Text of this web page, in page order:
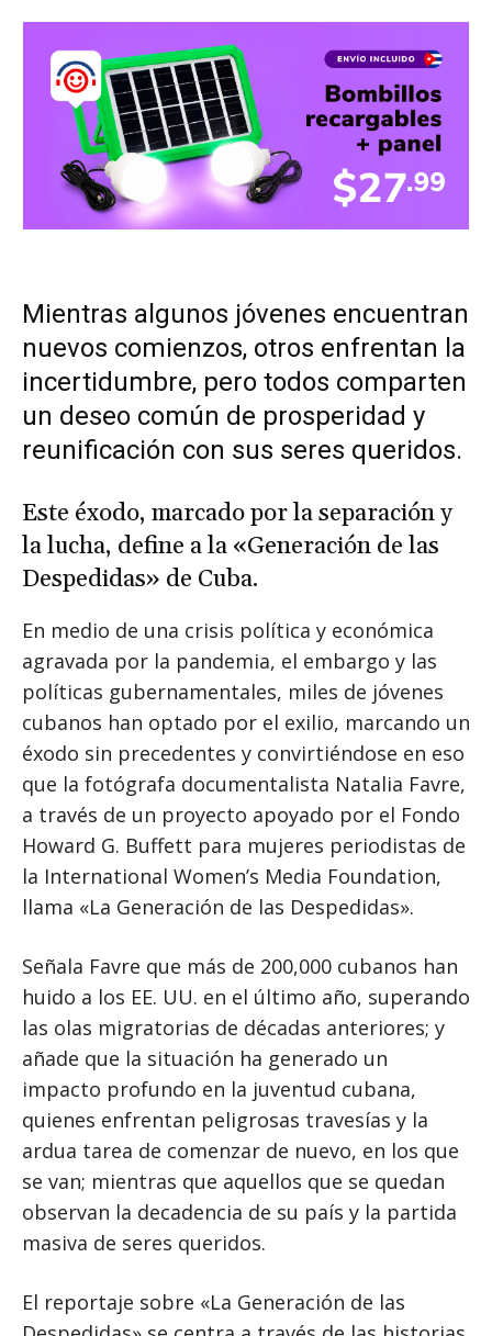
Mientras algunos jóvenes encuentran
nuevos comienzos, otros enfrentan la
incertidumbre, pero todos comparten
un deseo común de prosperidad y
reunificación con sus seres queridos.
Este éxodo, marcado por la separación y
la lucha, define a la «Generación de las
Despedidas» de Cuba.
En medio de una crisis política y económica
agravada por la pandemia, el embargo y las
políticas gubernamentales, miles de jóvenes
cubanos han optado por el exilio, marcando un
éxodo sin precedentes y convirtiéndose en eso
que la fotógrafa documentalista Natalia Favre,
a través de un proyecto apoyado por el Fondo
Howard G. Buffett para mujeres periodistas de
la International Women’s Media Foundation,
llama «La Generación de las Despedidas».
Señala Favre que más de 200,000 cubanos han
huido a los EE. UU. en el último año, superando
las olas migratorias de décadas anteriores; y
añade que la situación ha generado un
impacto profundo en la juventud cubana,
quienes enfrentan peligrosas travesías y la
ardua tarea de comenzar de nuevo, en los que
se van; mientras que aquellos que se quedan
observan la decadencia de su país y la partida
masiva de seres queridos.
El reportaje sobre «La Generación de las